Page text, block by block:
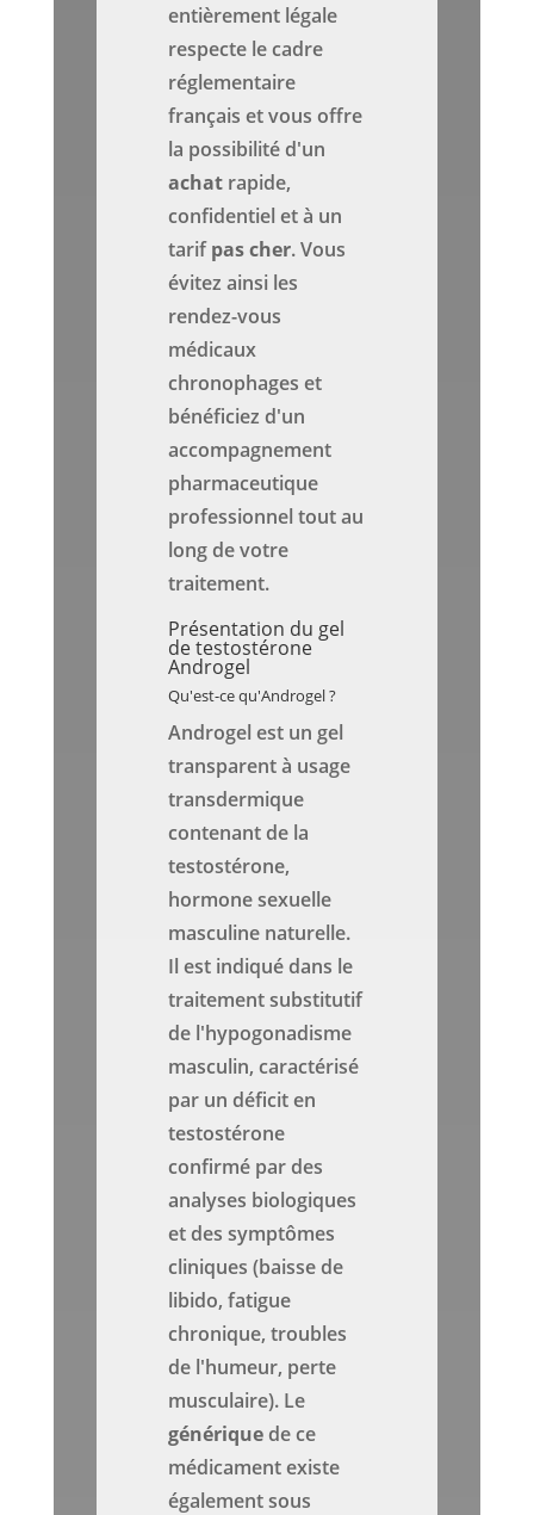
entièrement légale
respecte le cadre
réglementaire
français et vous offre
la possibilité d'un
achat rapide,
confidentiel et à un
tarifpas cher. Vous
évitez ainsi les
rendez-vous
médicaux
chronophages et
bénéficiez d'un
accompagnement
pharmaceutique
professionnel tout au
long de votre
traitement.
Présentation du gel
de testostérone
Androgel
Qu'est-ce qu'Androgel ?
Androgel est un gel
transparent à usage
transdermique
contenant de la
testostérone,
hormone sexuelle
masculine naturelle.
Il est indiqué dans le
traitement substitutif
de l'hypogonadisme
masculin, caractérisé
par un déficit en
testostérone
confirmé par des
analyses biologiques
et des symptômes
cliniques (baisse de
libido, fatigue
chronique, troubles
de l'humeur, perte
musculaire). Le
génériquede ce
médicament existe
également sous